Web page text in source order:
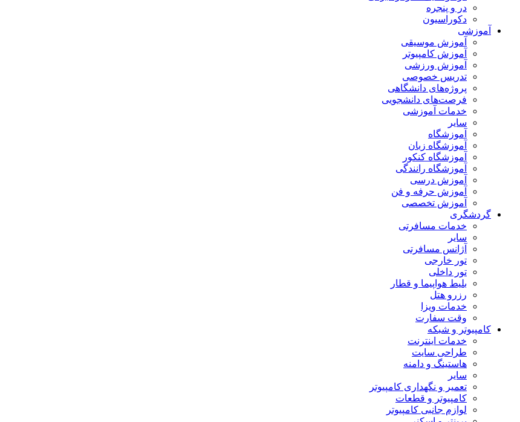
در و پنجره
دکوراسیون
آموزشی
آموزش موسیقی
آموزش کامپیوتر
آموزش ورزشی
تدریس خصوصی
پروژه‌های دانشگاهی
فرصت‌های دانشجویی
خدمات آموزشی
سایر
آموزشگاه
آموزشگاه زبان
آموزشگاه کنکور
آموزشگاه رانندگی
آموزش درسی
آموزش حرفه و فن
آموزش تخصصی
گردشگری
خدمات مسافرتی
سایر
آژانس مسافرتی
تور خارجی
تور داخلی
بلیط هواپیما و قطار
رزرو هتل
خدمات ویزا
وقت سفارت
کامپیوتر و شبکه
خدمات اینترنت
طراحی سایت
هاستینگ و دامنه
سایر
تعمیر و نگهداری کامپیوتر
کامپیوتر و قطعات
لوازم جانبی کامپیوتر